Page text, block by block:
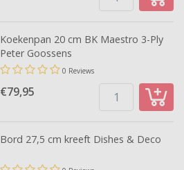
Koekenpan 20 cm BK Maestro 3-Ply
Peter Goossens
0 Reviews
€79,95
Bord 27,5 cm kreeft Dishes & Deco